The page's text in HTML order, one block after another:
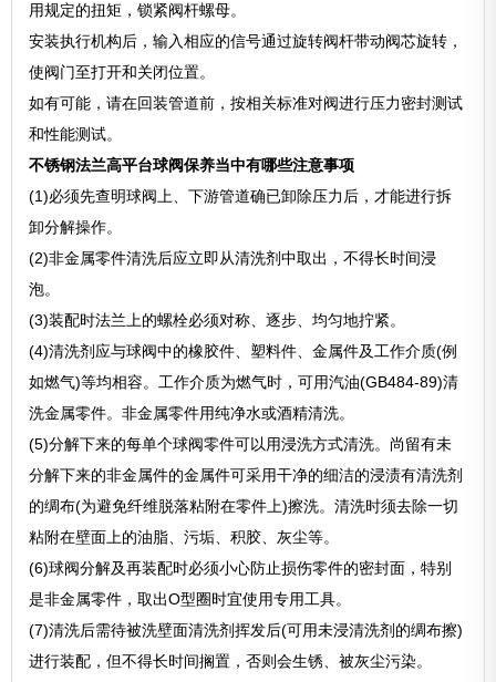
用规定的扭矩，锁紧阀杆螺母。
安装执行机构后，输入相应的信号通过旋转阀杆带动阀芯旋转，
使阀门至打开和关闭位置。
如有可能，请在回装管道前，按相关标准对阀进行压力密封测试
和性能测试。
不锈钢法兰高平台球阀保养当中有哪些注意事项
(1)必须先查明球阀上、下游管道确已卸除压力后，才能进行拆
卸分解操作。
(2)非金属零件清洗后应立即从清洗剂中取出，不得长时间浸
泡。
(3)装配时法兰上的螺栓必须对称、逐步、均匀地拧紧。
(4)清洗剂应与球阀中的橡胶件、塑料件、金属件及工作介质(例
如燃气)等均相容。工作介质为燃气时，可用汽油(GB484-89)清
洗金属零件。非金属零件用纯净水或酒精清洗。
(5)分解下来的每单个球阀零件可以用浸洗方式清洗。尚留有未
分解下来的非金属件的金属件可采用干净的细洁的浸渍有清洗剂
的绸布(为避免纤维脱落粘附在零件上)擦洗。清洗时须去除一切
粘附在壁面上的油脂、污垢、积胶、灰尘等。
(6)球阀分解及再装配时必须小心防止损伤零件的密封面，特别
是非金属零件，取出O型圈时宜使用专用工具。
(7)清洗后需待被洗壁面清洗剂挥发后(可用未浸清洗剂的绸布擦)
进行装配，但不得长时间搁置，否则会生锈、被灰尘污染。